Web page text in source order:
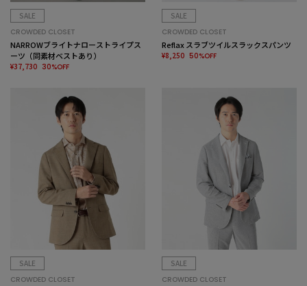
SALE
CROWDED CLOSET
NARROWブライトナローストライプス
ーツ（同素材ベストあり）
¥37,730 30%OFF
SALE
CROWDED CLOSET
Reflax スラブツイルスラックスパンツ
¥8,250 50%OFF
SALE
CROWDED CLOSET
SALE
CROWDED CLOSET